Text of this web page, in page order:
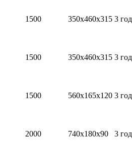
1500 350х460х315 3
1500 350х460х315 3
1500 560x165x120 3
2000 740x180x90 3